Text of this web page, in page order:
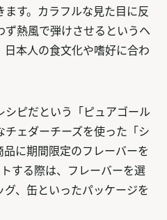
す。カラフルな見た目に反
ず熱風で弾けさせるというヘ
本人の食文化や嗜好に合わ
シピだという「ピュアゴール
チェダーチーズを使った「シ
に期間限定のフレーバーを
する際は、フレーバーを選
、缶といったパッケージを